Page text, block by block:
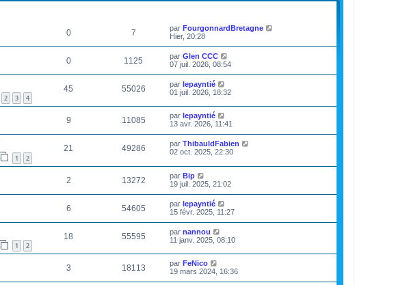
0 7 par FourgonnardBretagne
Hier, 20:28
0 1125 par Glen CCC
07 juil. 2026, 08:54
2 3 4
45 55026 par lepayntié
01 juil. 2026, 18:32
9 11085 par lepayntié
13 avr. 2026, 11:41
1 2
21 49286 par ThibauldFabien
02 oct. 2025, 22:30
2 13272 par Bip
19 juil. 2025, 21:02
6 54605 par lepayntié
15 févr. 2025, 11:27
1 2
18 55595 par nannou
11 janv. 2025, 08:10
3 18113 par FeNico
19 mars 2024, 16:36